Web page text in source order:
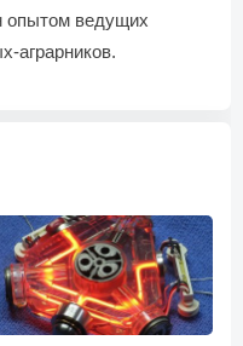
опытом ведущих
аграрников.